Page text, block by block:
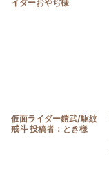
イダーおやぢ様
仮面ライダー鎧武/駆紋
戒斗 投稿者：とき様